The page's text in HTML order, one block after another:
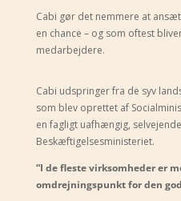
Cabi gør det nemmere at
en chance – og som oftest
medarbejdere.
Cabi udspringer fra de syv
som blev oprettet af
en fagligt uafhængig,
Beskæftigelsesministeriet.
“I de fleste virksomheder er
omdrejningspunkt for den